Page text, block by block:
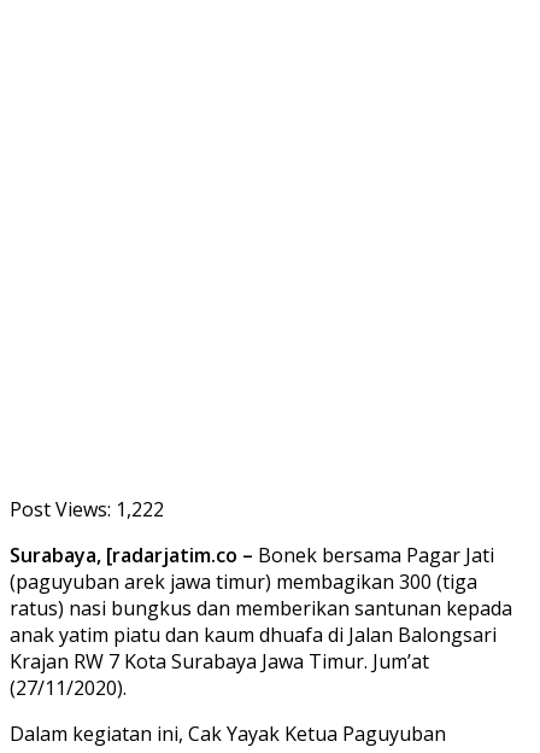
Post Views: 1,222
Surabaya, [radarjatim.co – Bonek bersama Pagar Jati
(paguyuban arek jawa timur) membagikan 300 (tiga
ratus) nasi bungkus dan memberikan santunan kepada
anak yatim piatu dan kaum dhuafa di Jalan Balongsari
Krajan RW 7 Kota Surabaya Jawa Timur. Jum’at
(27/11/2020).
Dalam kegiatan ini, Cak Yayak Ketua Paguyuban